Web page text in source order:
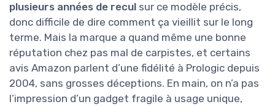
plusieurs années de recul sur ce modèle précis,
donc difficile de dire comment ça vieillit sur le long
terme. Mais la marque a quand même une bonne
réputation chez pas mal de carpistes, et certains
avis Amazon parlent d’une fidélité à Prologic depuis
2004, sans grosses déceptions. En main, on n’a pas
l’impression d’un gadget fragile à usage unique,